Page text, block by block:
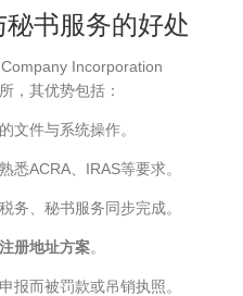
书服务的好处
Incorporation
，其优势包括：
文件与系统操作。
悉ACRA、IRAS等要求。
务、秘书服务同步完成。
册地址方案。
报而被罚款或吊销执照。